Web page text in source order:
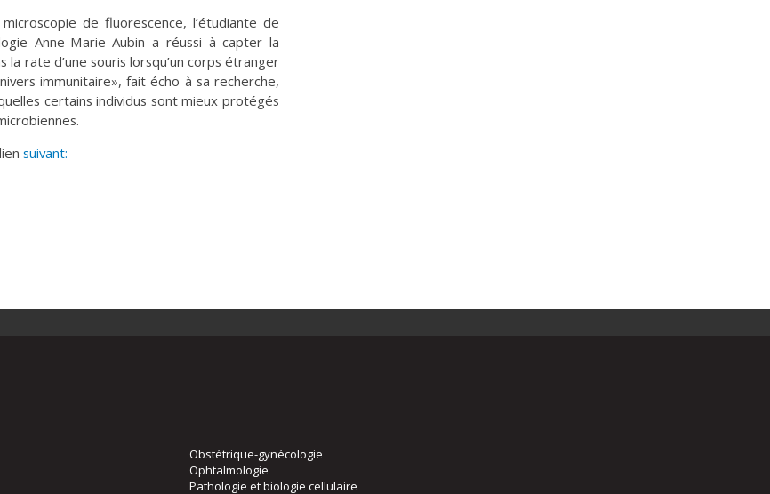
de fluorescence, l’étudiante de
Anne-Marie Aubin a réussi à capter la
rate d’une souris lorsqu’un corps étranger
immunitaire», fait écho à sa recherche,
certains individus sont mieux protégés
suivant:
Obstétrique-gynécologie
Ophtalmologie
Pathologie et biologie cellulaire